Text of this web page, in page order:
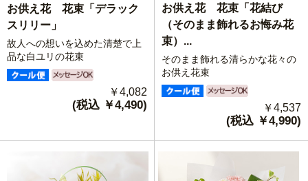
お供え花 花束「デラック
スリリー」
故人への想いを込めた清楚で上
品な白ユリの花束
￥4,082
(税込 ￥4,490)
お供え花 花束「花結び
（そのまま飾れるお悔み花
束）...
そのまま飾れる清らかな花々の
お供え花束
￥4,537
(税込 ￥4,990)